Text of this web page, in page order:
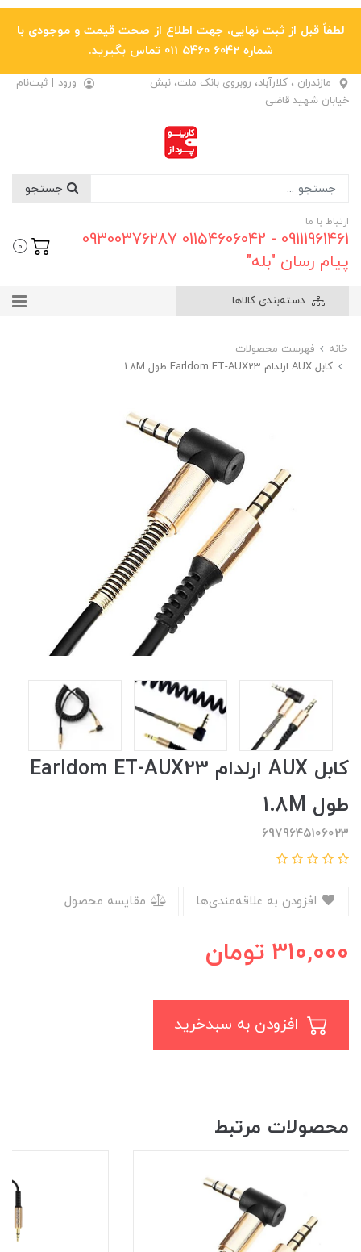
لطفاً قبل از ثبت نهایی، جهت اطلاع از صحت قیمت و موجودی با
شماره 6042 5460 011 تماس بگیرید.
مازندران ، کلارآباد، روبروی بانک ملت، نبش
خیابان شهید قاضی
ورود | ثبت‌نام
ارتباط با ما
09111961461 - 01154606042 09300376287
پیام رسان "بله"
0
دسته‌بندی کالاها
خانه
فهرست محصولات
کابل AUX ارلدام Earldom ET-AUX23 طول 1.8M
کابل AUX ارلدام Earldom ET-AUX23
طول 1.8M
6979645106023
مقایسه محصول
310,000 تومان
محصولات مرتبط